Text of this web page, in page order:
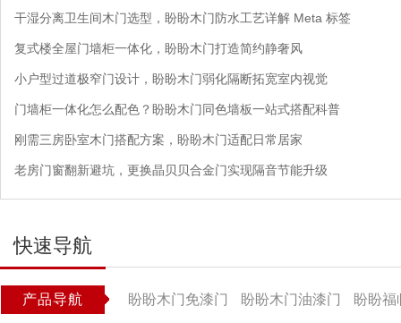
干湿分离卫生间木门选型，盼盼木门防水工艺详解 Meta 标签
复式楼全屋门墙柜一体化，盼盼木门打造简约静奢风
小户型过道极窄门设计，盼盼木门弱化隔断拓宽室内视觉
门墙柜一体化怎么配色？盼盼木门同色墙板一站式搭配科普
刚需三房卧室木门搭配方案，盼盼木门适配日常居家
老房门窗翻新避坑，更换晶贝贝合金门实现隔音节能升级
快速导航
产品导航 盼盼木门免漆门 盼盼木门油漆门 盼盼福